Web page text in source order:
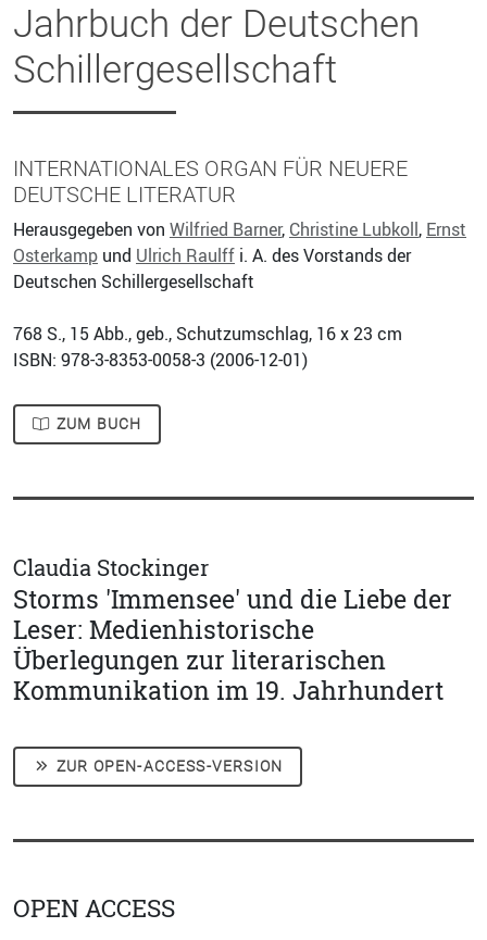
Jahrbuch der Deutschen
Schillergesellschaft
INTERNATIONALES ORGAN FÜR NEUERE
DEUTSCHE LITERATUR
Herausgegeben von Wilfried Barner, Christine Lubkoll, Ernst
Osterkamp und Ulrich Raulff i. A. des Vorstands der
Deutschen Schillergesellschaft
768 S., 15 Abb., geb., Schutzumschlag, 16 x 23 cm
ISBN: 978-3-8353-0058-3 (2006-12-01)
ZUM BUCH
Claudia Stockinger
Storms 'Immensee' und die Liebe der
Leser: Medienhistorische
Überlegungen zur literarischen
Kommunikation im 19. Jahrhundert
ZUR OPEN-ACCESS-VERSION
OPEN ACCESS